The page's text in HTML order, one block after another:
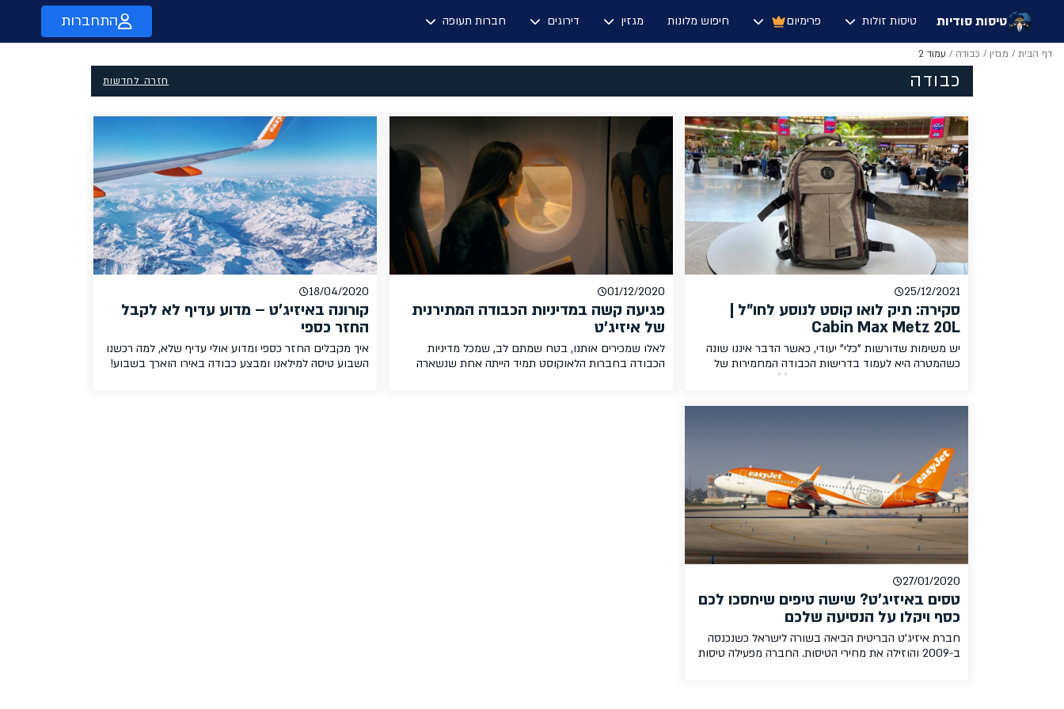
טיסות סודיות טיסות זולות פרימיום חיפוש מלונות מגזין דירוגים חברות תעופה התחברות
דף הבית / מגזין / כבודה / עמוד 2
כבודה חזרה לחדשות
25/12/2021
סקירה: תיק לואו קוסט לנוסע לחו"ל |
Cabin Max Metz 20L
יש משימות שדורשות "כלי" יעודי, כאשר הדבר איננו שונה
כשהמטרה היא לעמוד בדרישות הכבודה המחמירות של
מספקות חברות התעופה, במקרה שלנו לקחנו לסקירה
01/12/2020
פגיעה קשה במדיניות הכבודה המתירנית
של איזיג'ט
לאלו שמכירים אותנו, בטח שמתם לב, שמכל מדיניות
הכבודה בחברות הלאוקוסט תמיד הייתה אחת שנשארה
18/04/2020
קורונה באיזיג'ט – מדוע עדיף לא לקבל
החזר כספי
איך מקבלים החזר כספי ומדוע אולי עדיף שלא, למה רכשנו
השבוע טיסה למילאנו ומבצע כבודה באירו הוארך בשבוע!
27/01/2020
טסים באיזיג'ט? שישה טיפים שיחסכו לכם
כסף ויקלו על הנסיעה שלכם
חברת איזיג'ט הבריטית הביאה בשורה לישראל כשנכנסה
ב-2009 והוזילה את מחירי הטיסות. החברה מפעילה טיסות